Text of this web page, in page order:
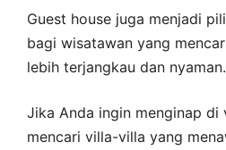
Guest house juga menjadi
bagi wisatawan yang
lebih terjangkau dan nyaman.
Jika Anda ingin menginap di
mencari villa-villa yang